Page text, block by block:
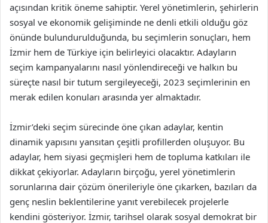
açısından kritik öneme sahiptir. Yerel yönetimlerin, şehirlerin
sosyal ve ekonomik gelişiminde ne denli etkili olduğu göz
önünde bulundurulduğunda, bu seçimlerin sonuçları, hem
İzmir hem de Türkiye için belirleyici olacaktır. Adayların
seçim kampanyalarını nasıl yönlendireceği ve halkın bu
süreçte nasıl bir tutum sergileyeceği, 2023 seçimlerinin en
merak edilen konuları arasında yer almaktadır.
İzmir’deki seçim sürecinde öne çıkan adaylar, kentin
dinamik yapısını yansıtan çeşitli profillerden oluşuyor. Bu
adaylar, hem siyasi geçmişleri hem de topluma katkıları ile
dikkat çekiyorlar. Adayların birçoğu, yerel yönetimlerin
sorunlarına dair çözüm önerileriyle öne çıkarken, bazıları da
genç neslin beklentilerine yanıt verebilecek projelerle
kendini gösteriyor. İzmir, tarihsel olarak sosyal demokrat bir